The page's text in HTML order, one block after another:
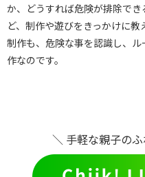
か、どうすれば危険が排除で
ど、制作や遊びをきっかけに
制作も、危険な事を認識し、
作なのです。
＼ 手軽な親子の